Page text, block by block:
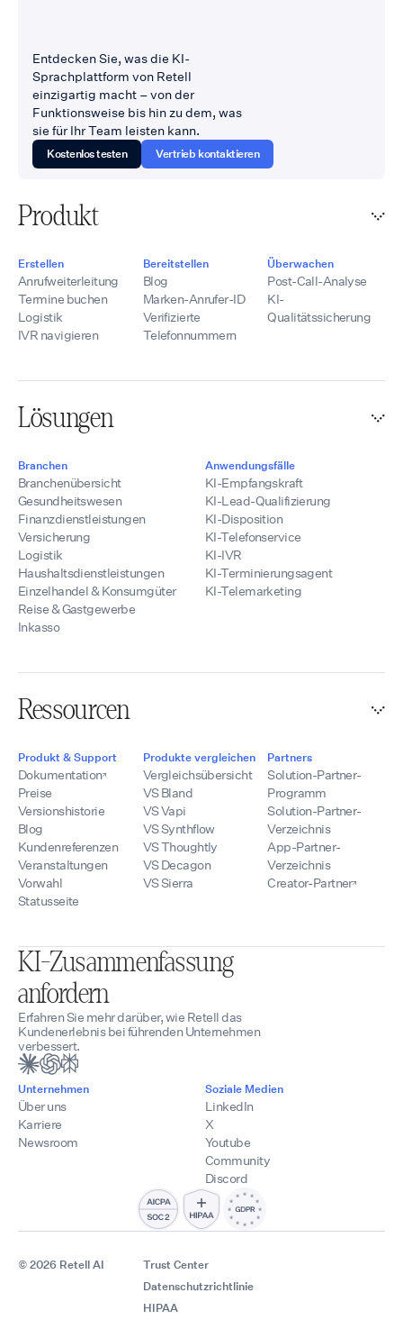
Entdecken Sie, was die KI-
Sprachplattform von Retell
einzigartig macht – von der
Funktionsweise bis hin zu dem, was
sie für Ihr Team leisten kann.
Kostenlos testen Vertrieb kontaktieren
Produkt
Erstellen
Anrufweiterleitung
Termine buchen
Logistik
IVR navigieren
Bereitstellen
Blog
Marken-Anrufer-ID
Verifizierte
Telefonnummern
Überwachen
Post-Call-Analyse
KI-
Qualitätssicherung
Lösungen
Branchen
Branchenübersicht
Gesundheitswesen
Finanzdienstleistungen
Versicherung
Logistik
Haushaltsdienstleistungen
Einzelhandel & Konsumgüter
Reise & Gastgewerbe
Inkasso
Anwendungsfälle
KI-Empfangskraft
KI-Lead-Qualifizierung
KI-Disposition
KI-Telefonservice
KI-IVR
KI-Terminierungsagent
KI-Telemarketing
Ressourcen
Produkt & Support
Dokumentation
Preise
Versionshistorie
Blog
Kundenreferenzen
Veranstaltungen
Vorwahl
Statusseite
Produkte vergleichen
Vergleichsübersicht
VS Bland
VS Vapi
VS Synthflow
VS Thoughtly
VS Decagon
VS Sierra
Partners
Solution-Partner-
Programm
Solution-Partner-
Verzeichnis
App-Partner-
Verzeichnis
Creator-Partner
KI-Zusammenfassung
anfordern
Erfahren Sie mehr darüber, wie Retell das
Kundenerlebnis bei führenden Unternehmen
verbessert.
Unternehmen
Über uns
Karriere
Newsroom
Soziale Medien
LinkedIn
X
Youtube
Community
Discord
© 2026 Retell AI
Trust Center
Datenschutzrichtlinie
HIPAA